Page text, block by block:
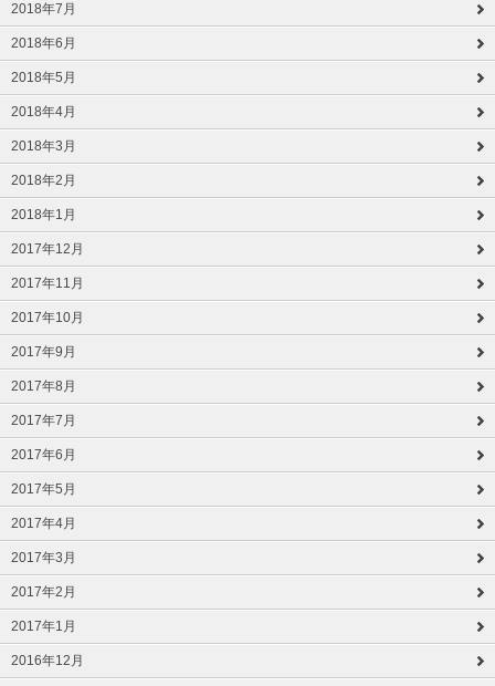
2018年7月
2018年6月
2018年5月
2018年4月
2018年3月
2018年2月
2018年1月
2017年12月
2017年11月
2017年10月
2017年9月
2017年8月
2017年7月
2017年6月
2017年5月
2017年4月
2017年3月
2017年2月
2017年1月
2016年12月